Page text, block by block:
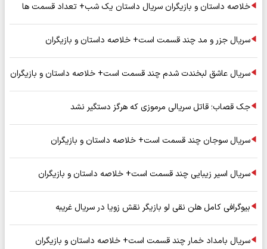
خلاصه داستان و بازیگران سریال داستان یک شب+ تعداد قسمت ها
سریال جزر و مد چند قسمت است+ خلاصه داستان و بازیگران
سریال عاشق لبخندت شدم چند قسمت است+ خلاصه داستان و بازیگران
جک قصاب؛ قاتل سریالی مرموزی که هرگز دستگیر نشد
سریال سوجان چند قسمت است+ خلاصه داستان و بازیگران
سریال اسیر زیبایی چند قسمت است+ خلاصه داستان و بازیگران
بیوگرافی کامل هلن نقی لو بازیگر نقش زویا در سریال غریبه
سریال بامداد خمار چند قسمت است+ خلاصه داستان و بازیگران